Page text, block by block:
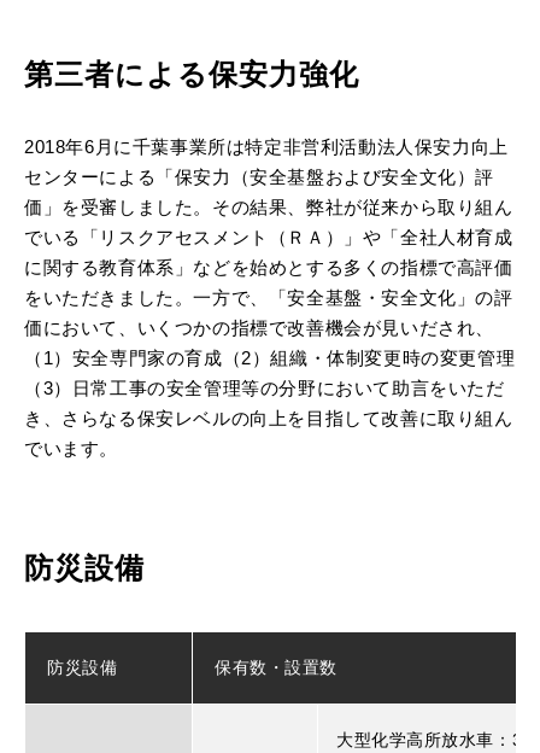
第三者による保安力強化
2018年6月に千葉事業所は特定非営利活動法人保安力向上
センターによる「保安力（安全基盤および安全文化）評
価」を受審しました。その結果、弊社が従来から取り組ん
でいる「リスクアセスメント（ＲＡ）」や「全社人材育成
に関する教育体系」などを始めとする多くの指標で高評価
をいただきました。一方で、「安全基盤・安全文化」の評
価において、いくつかの指標で改善機会が見いだされ、
（1）安全専門家の育成（2）組織・体制変更時の変更管理
（3）日常工事の安全管理等の分野において助言をいただ
き、さらなる保安レベルの向上を目指して改善に取り組ん
でいます。
防災設備
防災設備 保有数・設置数
大型化学高所放水車：3台